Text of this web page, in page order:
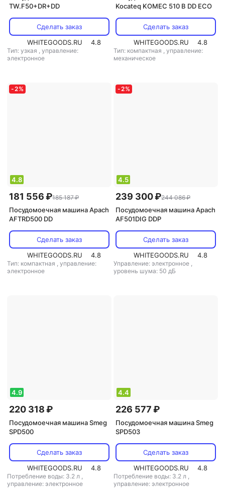
TW.F50+DR+DD
Сделать заказ
WHITEGOODS.RU
4.8
Тип: узкая , управление:
электронное
Kocateq KOMEC 510 B DD ECO
Сделать заказ
WHITEGOODS.RU
4.8
Тип: компактная , управление:
механическое
-2%
4.8
181 556 ₽185 187 ₽
Посудомоечная машина Apach
AFTRD500 DD
Сделать заказ
WHITEGOODS.RU
4.8
Тип: компактная , управление:
электронное
-2%
4.5
239 300 ₽244 086 ₽
Посудомоечная машина Apach
AF501DIG DDP
Сделать заказ
WHITEGOODS.RU
4.8
Управление: электронное ,
уровень шума: 50 дБ
4.9
220 318 ₽
Посудомоечная машина Smeg
SPD500
Сделать заказ
WHITEGOODS.RU
4.8
Потребление воды: 3.2 л ,
управление: электронное
4.4
226 577 ₽
Посудомоечная машина Smeg
SPD503
Сделать заказ
WHITEGOODS.RU
4.8
Потребление воды: 3.2 л ,
управление: электронное